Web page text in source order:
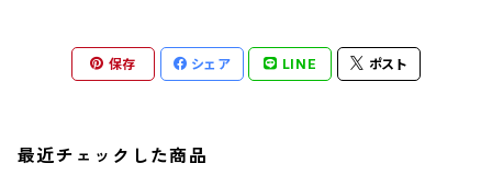
保存 シェア LINE ポスト
最近チェックした商品